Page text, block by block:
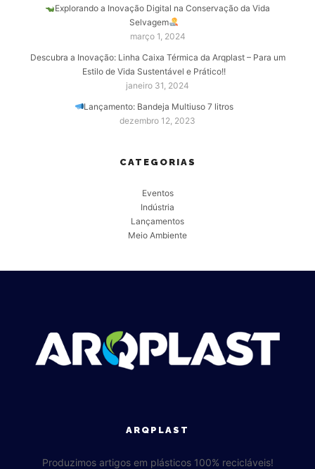
Explorando a Inovação Digital na Conservação da Vida
Selvagem
março 1, 2024
Descubra a Inovação: Linha Caixa Térmica da Arqplast – Para um
Estilo de Vida Sustentável e Prático!!
janeiro 31, 2024
Lançamento: Bandeja Multiuso 7 litros
dezembro 12, 2023
CATEGORIAS
Eventos
Indústria
Lançamentos
Meio Ambiente
ARQPLAST
Produzimos artigos em plásticos 100% recicláveis!